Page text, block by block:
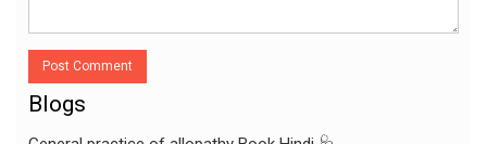
Post Comment
Blogs